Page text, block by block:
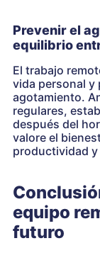
Prevenir el
equilibrio
El trabajo
vida personal y
agotamiento.
regulares,
después del
valore el
productividad
equipo
futuro